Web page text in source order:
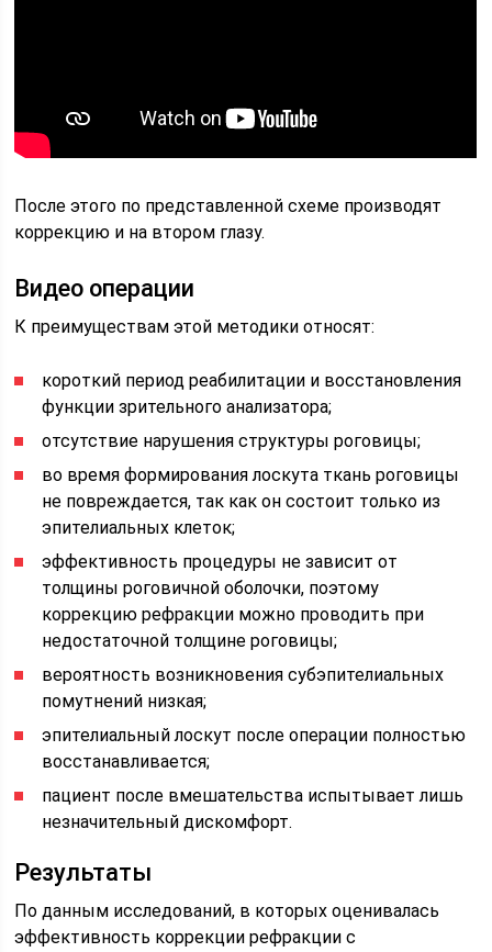
После этого по представленной схеме производят
коррекцию и на втором глазу.
Видео операции
К преимуществам этой методики относят:
короткий период реабилитации и восстановления
функции зрительного анализатора;
отсутствие нарушения структуры роговицы;
во время формирования лоскута ткань роговицы
не повреждается, так как он состоит только из
эпителиальных клеток;
эффективность процедуры не зависит от
толщины роговичной оболочки, поэтому
коррекцию рефракции можно проводить при
недостаточной толщине роговицы;
вероятность возникновения субэпителиальных
помутнений низкая;
эпителиальный лоскут после операции полностью
восстанавливается;
пациент после вмешательства испытывает лишь
незначительный дискомфорт.
Результаты
По данным исследований, в которых оценивалась
эффективность коррекции рефракции с